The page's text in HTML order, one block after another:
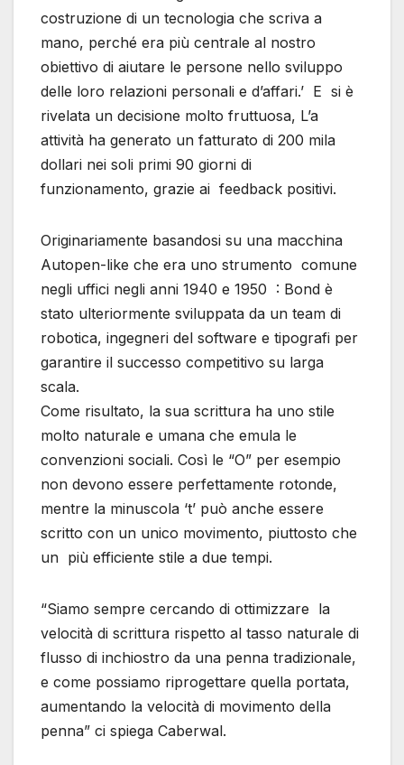
costruzione di un tecnologia che scriva a
mano, perché era più centrale al nostro
obiettivo di aiutare le persone nello sviluppo
delle loro relazioni personali e d’affari.’ E si è
rivelata un decisione molto fruttuosa, L’a
attività ha generato un fatturato di 200 mila
dollari nei soli primi 90 giorni di
funzionamento, grazie ai feedback positivi.
Originariamente basandosi su una macchina
Autopen-like che era uno strumento comune
negli uffici negli anni 1940 e 1950 : Bond è
stato ulteriormente sviluppata da un team di
robotica, ingegneri del software e tipografi per
garantire il successo competitivo su larga
scala.
Come risultato, la sua scrittura ha uno stile
molto naturale e umana che emula le
convenzioni sociali. Così le “O” per esempio
non devono essere perfettamente rotonde,
mentre la minuscola ‘t’ può anche essere
scritto con un unico movimento, piuttosto che
un più efficiente stile a due tempi.
“Siamo sempre cercando di ottimizzare la
velocità di scrittura rispetto al tasso naturale di
flusso di inchiostro da una penna tradizionale,
e come possiamo riprogettare quella portata,
aumentando la velocità di movimento della
penna” ci spiega Caberwal.